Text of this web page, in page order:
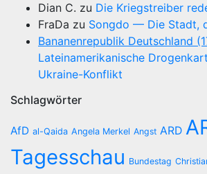
Dian C. zu Die Kriegstreiber
FraDa zu Songdo — Die Stadt,
Bananenrepublik Deutschland
Lateinamerikanische
Ukraine-Konflikt
Schlagwörter
AfD al-Qaida Angela Merkel Angst ARD
Tagesschau Bundestag